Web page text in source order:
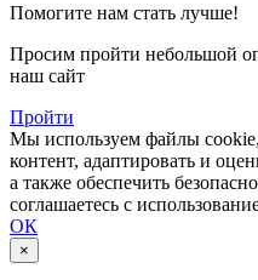
Помогите нам стать лучше!
Просим пройти небольшой
наш сайт
Пройти
Мы используем файлы
контент, адаптировать и
а также обеспечить
соглашаетесь с
ОК
×